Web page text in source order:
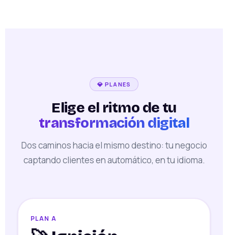
💎 PLANES
Elige el ritmo de tu
transformación digital
Dos caminos hacia el mismo destino: tu negocio
captando clientes en automático, en tu idioma.
PLAN A